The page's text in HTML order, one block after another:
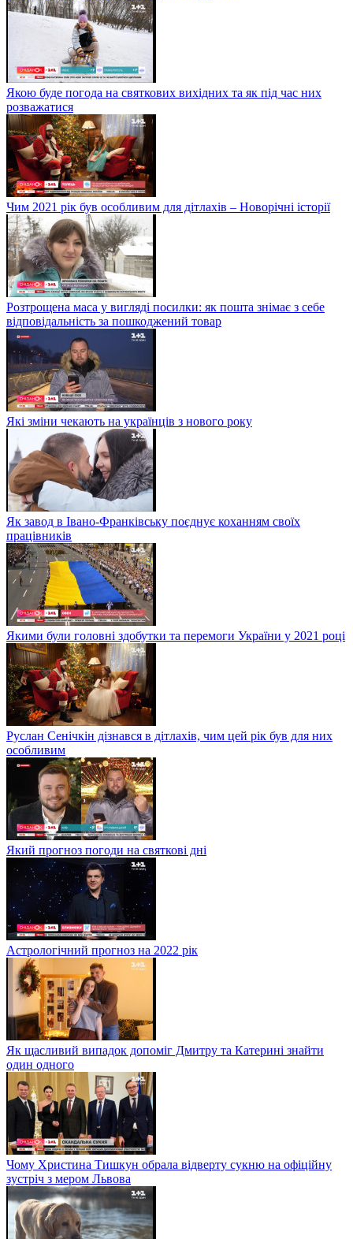
Якою буде погода на святкових вихідних та як під час них
розважатися
Чим 2021 рік був особливим для дітлахів – Новорічні історії
Розтрощена маса у вигляді посилки: як пошта знімає з себе
відповідальність за пошкоджений товар
Які зміни чекають на українців з нового року
Як завод в Івано-Франківську поєднує коханням своїх
працівників
Якими були головні здобутки та перемоги України у 2021 році
Руслан Сенічкін дізнався в дітлахів, чим цей рік був для них
особливим
Який прогноз погоди на святкові дні
Астрологічний прогноз на 2022 рік
Як щасливий випадок допоміг Дмитру та Катерині знайти
один одного
Чому Христина Тишкун обрала відверту сукню на офіційну
зустріч з мером Львова